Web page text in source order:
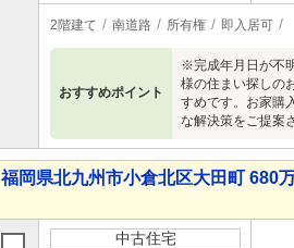
2階建て 南道路 所有権 即入居可
おすすめポイント
※完成年月日が不
様の住まい探しの
すめです。お家購
な解決策をご提案
福岡県北九州市小倉北区大田町 680
中古住宅